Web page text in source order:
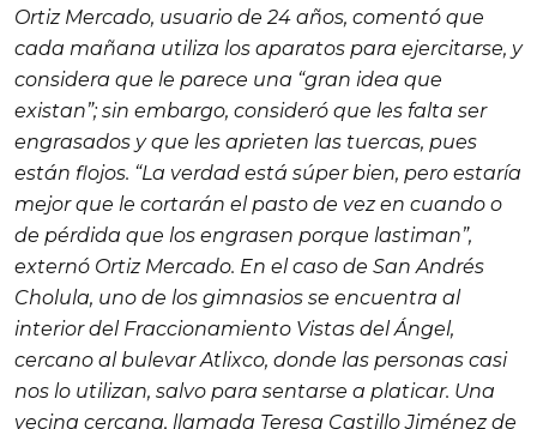
Ortiz Mercado, usuario de 24 años, comentó que
cada mañana utiliza los aparatos para ejercitarse, y
considera que le parece una “gran idea que
existan”; sin embargo, consideró que les falta ser
engrasados y que les aprieten las tuercas, pues
están flojos. “La verdad está súper bien, pero estaría
mejor que le cortarán el pasto de vez en cuando o
de pérdida que los engrasen porque lastiman”,
externó Ortiz Mercado. En el caso de San Andrés
Cholula, uno de los gimnasios se encuentra al
interior del Fraccionamiento Vistas del Ángel,
cercano al bulevar Atlixco, donde las personas casi
nos lo utilizan, salvo para sentarse a platicar. Una
vecina cercana, llamada Teresa Castillo Jiménez de